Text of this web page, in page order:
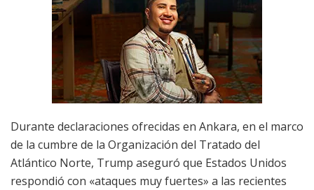
Durante declaraciones ofrecidas en Ankara, en el marco
de la cumbre de la Organización del Tratado del
Atlántico Norte, Trump aseguró que Estados Unidos
respondió con «ataques muy fuertes» a las recientes